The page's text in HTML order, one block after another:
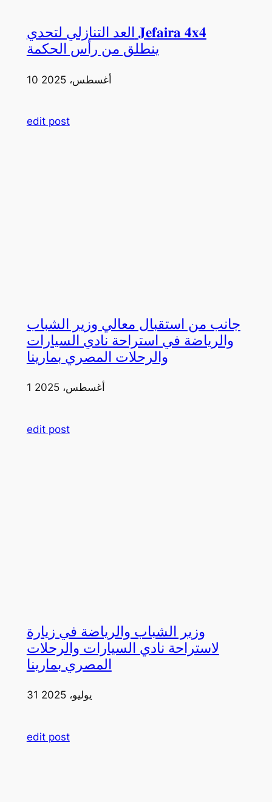
العد التنازلي لتحدي 𝐉𝐞𝐟𝐚𝐢𝐫𝐚 𝟒𝐱𝟒
ينطلق من رأس الحكمة
10 أغسطس، 2025
edit post
جانب من استقبال معالي وزير الشباب
والرياضة في استراحة نادي السيارات
والرحلات المصري بمارينا
1 أغسطس، 2025
edit post
وزير الشباب والرياضة في زيارة
لاستراحة نادي السيارات والرحلات
المصري بمارينا
31 يوليو، 2025
edit post